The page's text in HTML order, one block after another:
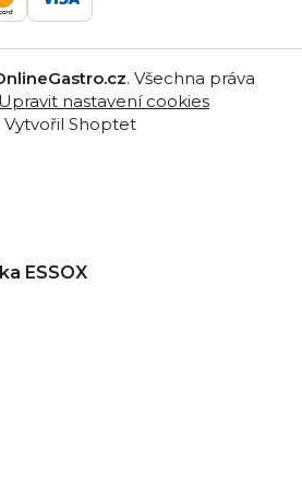
Vytvořil Shoptet
. Všechna práva
Upravit nastavení cookies
ESSOX